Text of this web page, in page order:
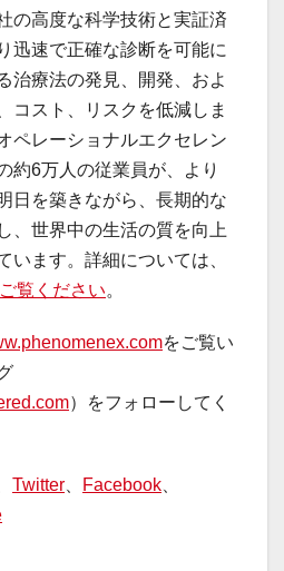
の高度な科学技術と実証済
迅速で正確な診断を可能に
治療法の発見、開発、およ
コスト、リスクを低減しま
ペレーショナルエクセレン
約6万人の従業員が、より
日を築きながら、長期的な
、世界中の生活の質を向上
います。詳細については、
覧ください。
をご覧い
）をフォローしてく
Twitter、 Facebook、